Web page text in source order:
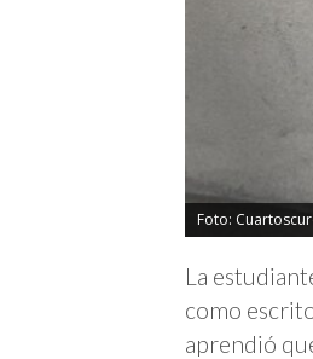
Foto:
La
como
aprendió